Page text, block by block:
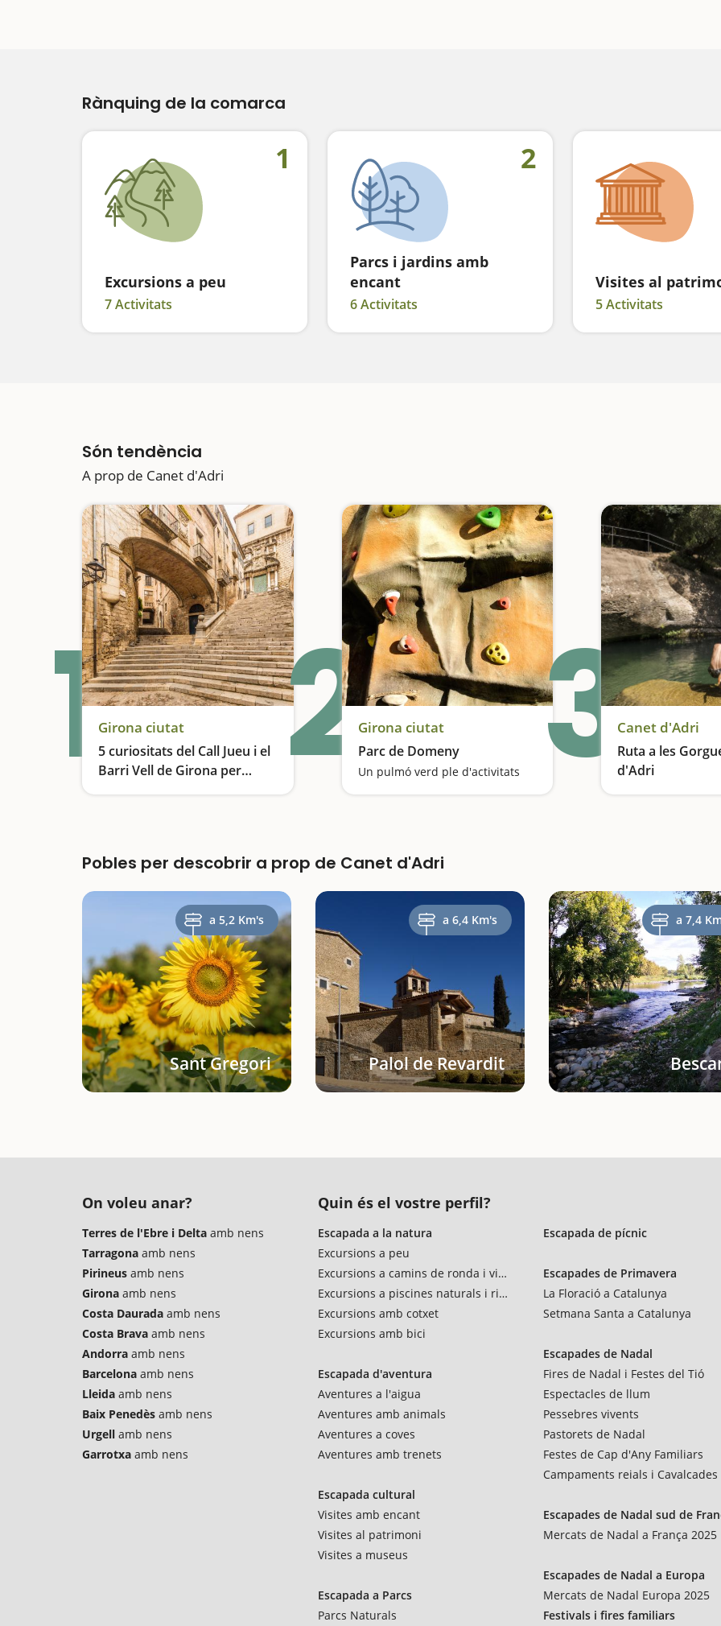
Rànquing de la comarca
1
Excursions a peu
7 Activitats
2
Parcs i jardins amb
encant
6 Activitats
Visites al
5 Activitats
Són tendència
A prop de Canet d'Adri
1Girona ciutat
5 curiositats del Call Jueu i el
Barri Vell de Girona per
Ens divertim en un laberint de carrers amb molta història 2Girona ciutat
Parc de Domeny
Un pulmó verd ple d'activitats 3Canet d'Adri
Ruta a les
d'Adri
Pobles per descobrir a prop de Canet d'Adri
a 5,2 Km's
Sant Gregori
a 6,4 Km's
Palol de Revardit
a 7,4
On voleu anar?
Terres de l'Ebre i Delta amb nens
Tarragona amb nens
Pirineus amb nens
Girona amb nens
Costa Daurada amb nens
Costa Brava amb nens
Andorra amb nens
Barcelona amb nens
Lleida amb nens
Baix Penedès amb nens
Urgell amb nens
Garrotxa amb nens
Quin és el vostre perfil?
Escapada a la natura
Excursions a peu
Excursions a camins de ronda i vies verdes
Excursions a piscines naturals i rius
Excursions amb cotxet
Excursions amb bici
Escapada d'aventura
Aventures a l'aigua
Aventures amb animals
Aventures a coves
Aventures amb trenets
Escapada cultural
Visites amb encant
Visites al patrimoni
Visites a museus
Escapada a Parcs
Parcs Naturals
Escapada de pícnic
Escapades de Primavera
La Floració a Catalunya
Setmana Santa a Catalunya
Escapades de Nadal
Fires de Nadal i Festes del Tió
Espectacles de llum
Pessebres vivents
Pastorets de Nadal
Festes de Cap d'Any Familiars
Campaments reials i Cavalcades
Escapades de Nadal sud de
Mercats de Nadal a França 2025
Escapades de Nadal a Europa
Mercats de Nadal Europa 2025
Festivals i fires familiars